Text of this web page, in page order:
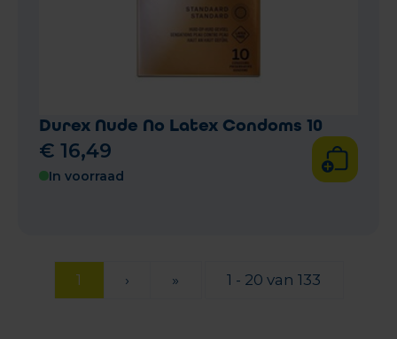
Durex Nude No Latex Condoms 10
€ 16,49
In voorraad
1 › » 1 - 20 van 133